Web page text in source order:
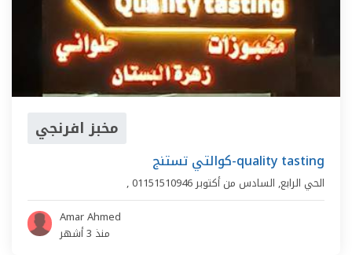
مخبز افرنجي
كوالتي تستنج-quality tasting
, الحي الرابع, السادس من أكتوبر
Amar Ahmed
منذ 3 أشهر